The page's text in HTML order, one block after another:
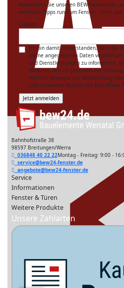
Abonnieren Sie unseren BEW-Newsletter,
wertvolle Tipps rund um Fenster, Türen
E-Mail*
Ich bin damit einverstanden, dass die
meine angegebenen Daten
und Dienstleistungen zu informieren.
Widerruf, den ich jederzeit mit
Weitere Hinweise zur Verarbeitung
und zu meinen Rechten als betroffene
Bahnhofstraße 38
98597 Breitungen/Werra
036848 40 22 22Montag - Freitag: 9:00 -
service@bew24-fenster.de
angebote@bew24-fenster.de
Service
Informationen
Fenster & Türen
Weitere Produkte
Unsere Zahlarten